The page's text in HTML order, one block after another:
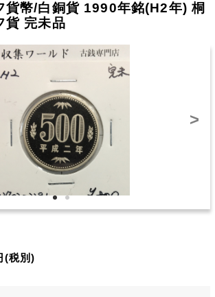
貨幣/白銅貨 1990年銘(H2年) 桐
貨 完未品
>
(税別)